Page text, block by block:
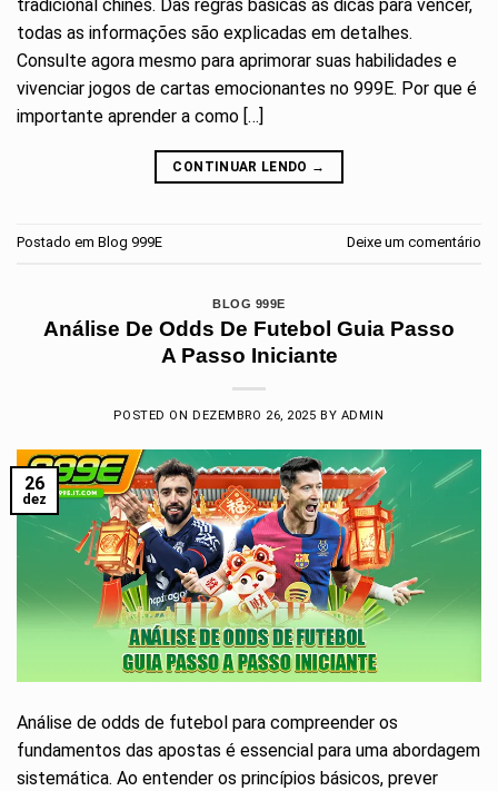
tradicional chinês. Das regras básicas às dicas para vencer,
todas as informações são explicadas em detalhes.
Consulte agora mesmo para aprimorar suas habilidades e
vivenciar jogos de cartas emocionantes no 999E. Por que é
importante aprender a como […]
CONTINUAR LENDO →
Postado em Blog 999E Deixe um comentário
BLOG 999E
Análise De Odds De Futebol Guia Passo
A Passo Iniciante
POSTED ON DEZEMBRO 26, 2025 BY ADMIN
26
dez
Análise de odds de futebol para compreender os
fundamentos das apostas é essencial para uma abordagem
sistemática. Ao entender os princípios básicos, prever